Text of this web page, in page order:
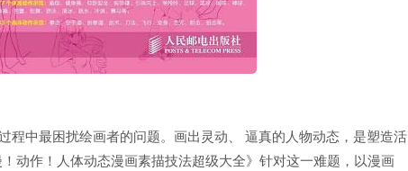
程中最困扰绘画者的问题。画出灵动、 逼真的人物动态，是塑造活
动作！人体动态漫画素描技法超级大全》针对这一难题，以漫画